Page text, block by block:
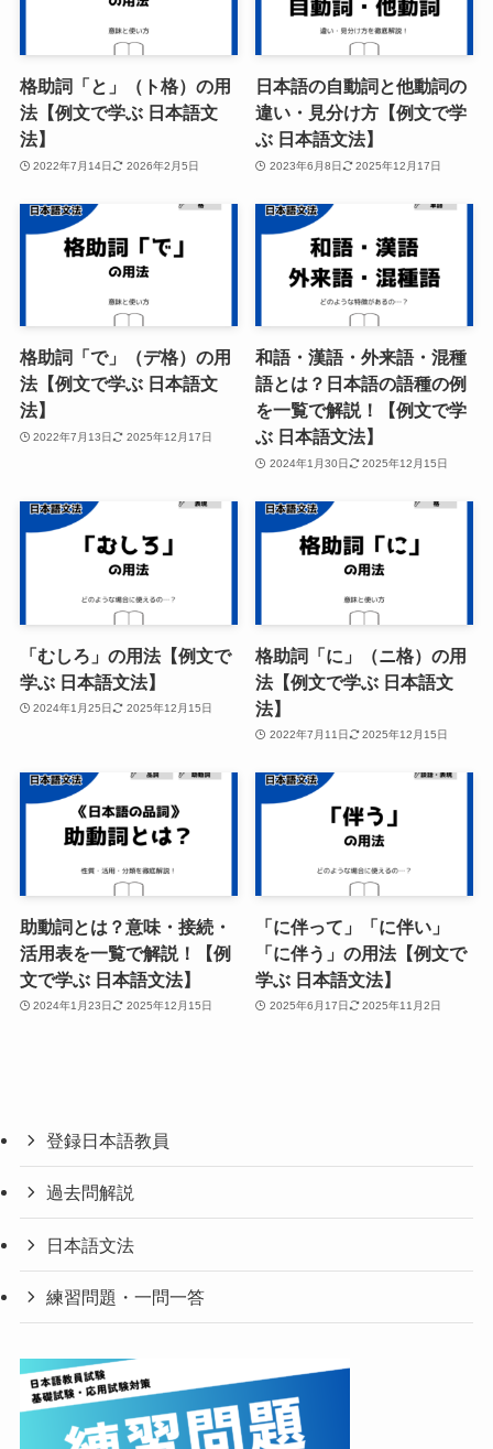
格助詞「と」（ト格）の用
法【例文で学ぶ 日本語文
法】
2022年7月14日 2026年2月5日
日本語の自動詞と他動詞の
違い・見分け方【例文で学
ぶ 日本語文法】
2023年6月8日 2025年12月17日
格助詞「で」（デ格）の用
法【例文で学ぶ 日本語文
法】
2022年7月13日 2025年12月17日
和語・漢語・外来語・混種
語とは？日本語の語種の例
を一覧で解説！【例文で学
ぶ 日本語文法】
2024年1月30日 2025年12月15日
「むしろ」の用法【例文で
学ぶ 日本語文法】
2024年1月25日 2025年12月15日
格助詞「に」（ニ格）の用
法【例文で学ぶ 日本語文
法】
2022年7月11日 2025年12月15日
助動詞とは？意味・接続・
活用表を一覧で解説！【例
文で学ぶ 日本語文法】
2024年1月23日 2025年12月15日
「に伴って」「に伴い」
「に伴う」の用法【例文で
学ぶ 日本語文法】
2025年6月17日 2025年11月2日
登録日本語教員
過去問解説
日本語文法
練習問題・一問一答